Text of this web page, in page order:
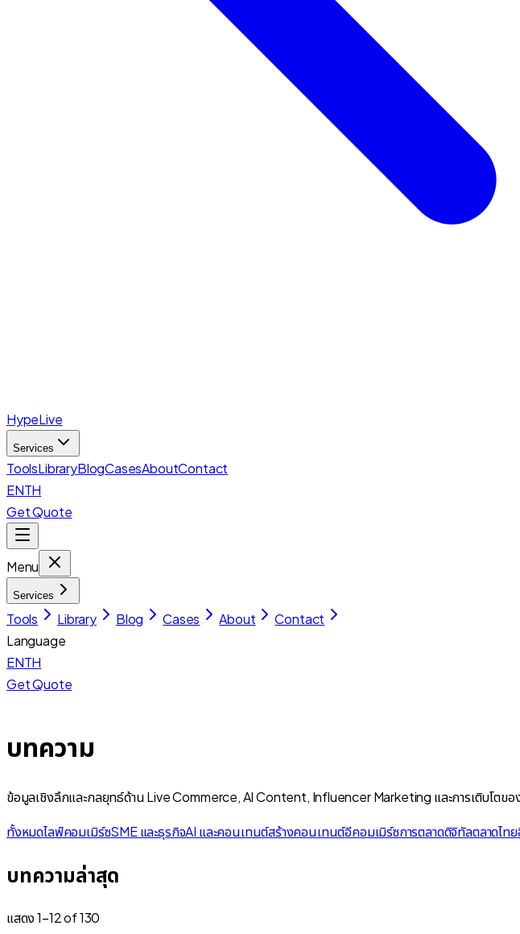
HypeLive
Services
ToolsLibraryBlogCasesAboutContact
ENTH
Get Quote
Menu
Services
Tools Library Blog Cases About
Contact
Language
ENTH
Get Quote
บทความ
ข้อมูลเชิงลึกและกลยุทธ์ด้าน Live Commerce, AI Content, Influencer Marketing และการเติบโตขอ
ทั้งหมดไลฟ์คอมเมิร์ซSME และธุรกิจAI และคอนเทนต์สร้างคอนเทนต์อีคอมเมิร์ซการตลาดดิจิทัลตลาดไทย
บทความล่าสุด
แสดง1–12of130